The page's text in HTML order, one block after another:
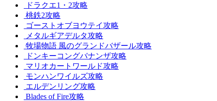
ドラクエ1・2攻略
桃鉄2攻略
ゴーストオブヨウテイ攻略
メタルギアデルタ攻略
牧場物語 風のグランドバザール攻略
ドンキーコングバナンザ攻略
マリオカートワールド攻略
モンハンワイルズ攻略
エルデンリング攻略
Blades of Fire攻略